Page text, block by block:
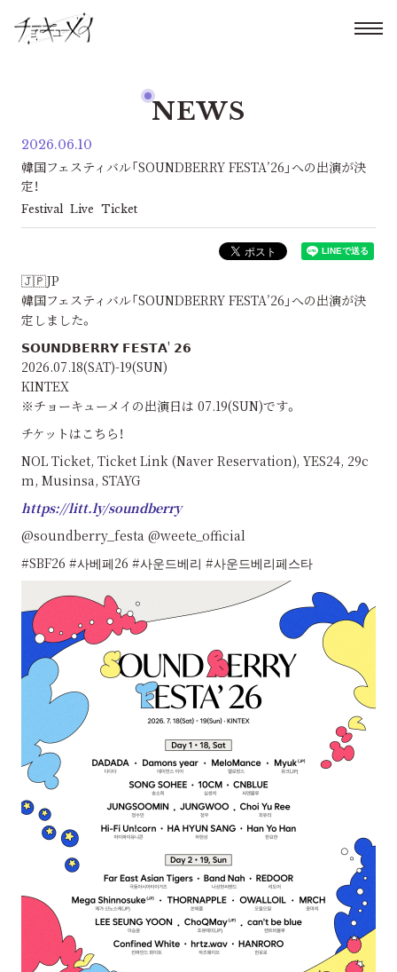
NEWS
2026.06.10
韓国フェスティバル「SOUNDBERRY FESTA’26」への出演が決
定！
Festival Live Ticket
🇯🇵JP
韓国フェスティバル「SOUNDBERRY FESTA’26」への出演が決
定しました。
𝗦𝗢𝗨𝗡𝗗𝗕𝗘𝗥𝗥𝗬 𝗙𝗘𝗦𝗧𝗔' 𝟮𝟲
2026.07.18(SAT)-19(SUN)
KINTEX
※チョーキューメイの出演日は 07.19(SUN)です。
チケットはこちら！
NOL Ticket, Ticket Link (Naver Reservation), YES24, 29c
m, Musinsa, STAYG
https://litt.ly/soundberry
@soundberry_festa @weete_official
#SBF26 #사베페26 #사운드베리 #사운드베리페스타